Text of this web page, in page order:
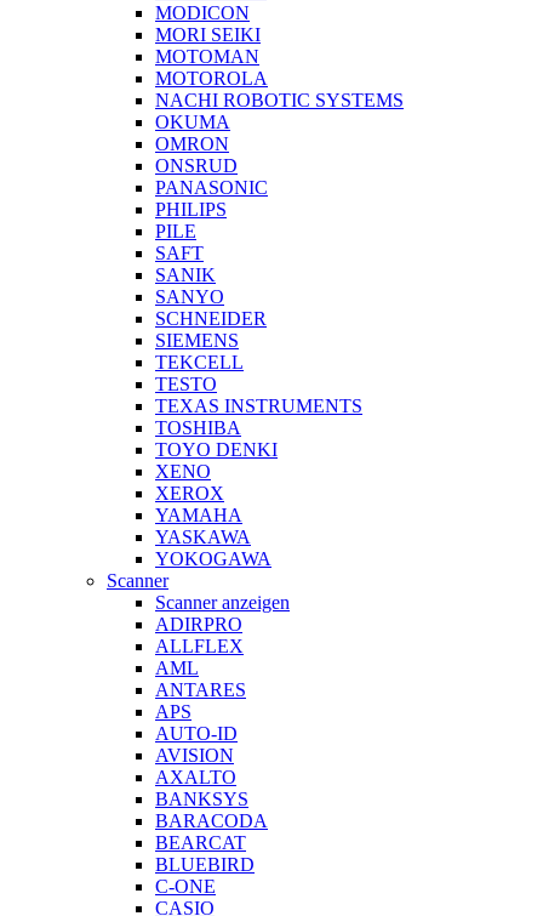
MODICON
MORI SEIKI
MOTOMAN
MOTOROLA
NACHI ROBOTIC SYSTEMS
OKUMA
OMRON
ONSRUD
PANASONIC
PHILIPS
PILE
SAFT
SANIK
SANYO
SCHNEIDER
SIEMENS
TEKCELL
TESTO
TEXAS INSTRUMENTS
TOSHIBA
TOYO DENKI
XENO
XEROX
YAMAHA
YASKAWA
YOKOGAWA
Scanner
Scanner anzeigen
ADIRPRO
ALLFLEX
AML
ANTARES
APS
AUTO-ID
AVISION
AXALTO
BANKSYS
BARACODA
BEARCAT
BLUEBIRD
C-ONE
CASIO